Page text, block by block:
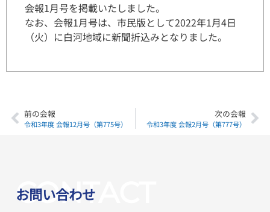
会報1月号を掲載いたしました。
なお、会報1月号は、市民版として2022年1月4日
（火）に白河地域に新聞折込みとなりました。
前の会報
令和3年度 会報12月号（第775号）
次の会報
令和3年度 会報2月号（第777号）
CONTACT
お問い合わせ